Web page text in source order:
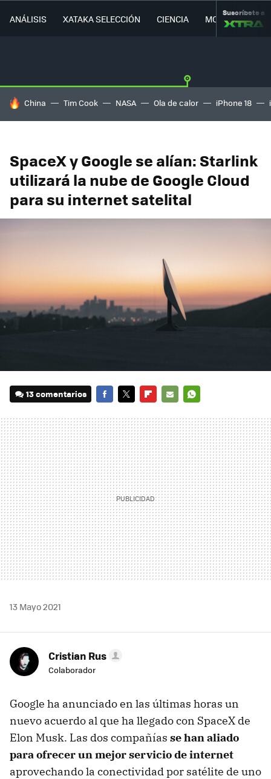
ANÁLISIS XATAKA SELECCIÓN CIENCIA MOVILIDAD
Suscríbete a
HOY SE HABLA DE
China Tim Cook NASA Ola de calor iPhone 18
SpaceX y Google se alían: Starlink
utilizará la nube de Google Cloud
para su internet satelital
13 comentarios
MAIL
13 Mayo 2021
Cristian Rus
Colaborador
Google ha anunciado en las últimas horas un
nuevo acuerdo al que ha llegado con SpaceX de
Elon Musk. Las dos compañías se han aliado
para ofrecer un mejor servicio de internet
aprovechando la conectividad por satélite de uno